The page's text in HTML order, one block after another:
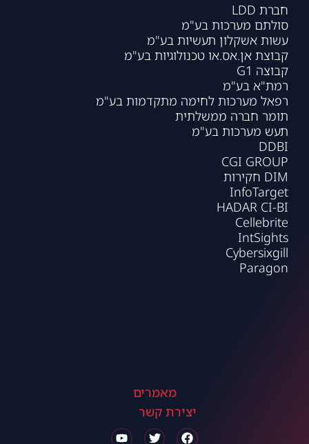
חברת LDD
סולתם מערכות בע"מ
עשות אשקלון תעשיות בע"מ
קבוצת אן.אס.או טכנולוגיות בע"מ
קבוצה G1
רמת"א בע"מ
רפאל מערכות לחימה מתקדמות בע"מ
תומר חברה ממשלתית
תעש מערכות בע"מ
DDBI
CGI GROUP
DIM חקירות
InfoTarget
HADAR CI-BI
Cellebrite
IntSights
Cybersixgill
Paragon
מאמרים
יצירת קשר